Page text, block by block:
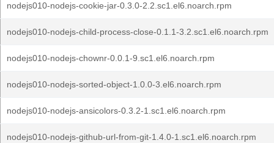
nodejs010-nodejs-cookie-jar-0.3.0-2.2.sc1.el6.noarch.rpm
nodejs010-nodejs-child-process-close-0.1.1-3.2.sc1.el6.noarch.rpm
nodejs010-nodejs-chownr-0.0.1-9.sc1.el6.noarch.rpm
nodejs010-nodejs-sorted-object-1.0.0-3.el6.noarch.rpm
nodejs010-nodejs-ansicolors-0.3.2-1.sc1.el6.noarch.rpm
nodejs010-nodejs-github-url-from-git-1.4.0-1.sc1.el6.noarch.rpm